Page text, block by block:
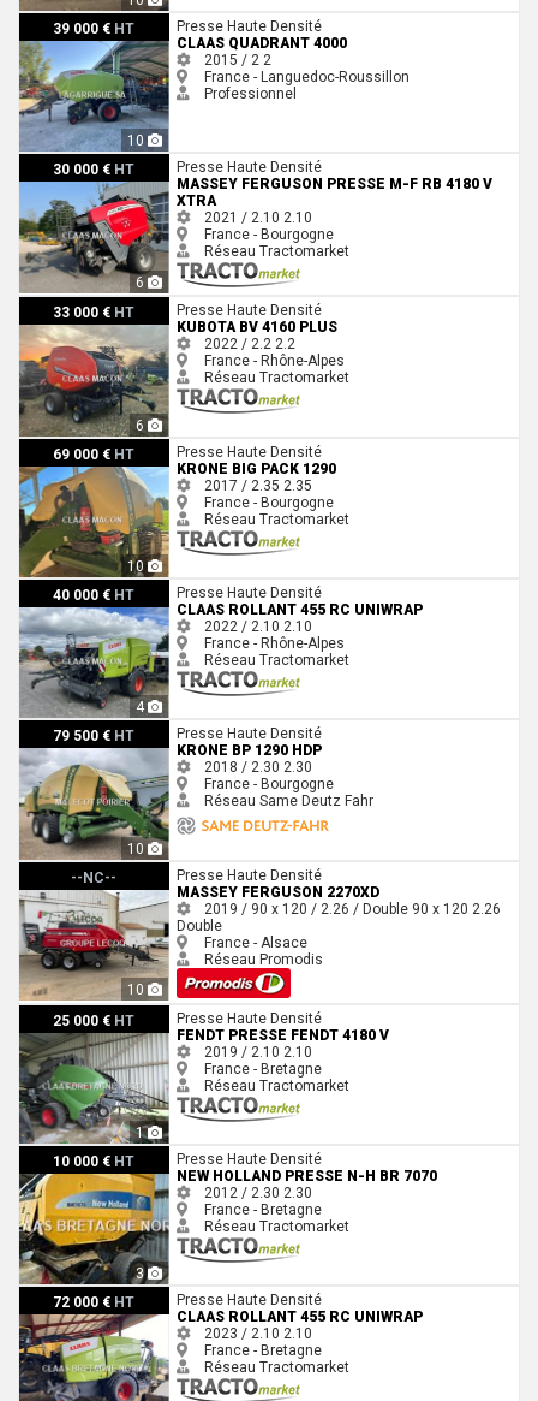
39 000 € HT
10
Claas Quadrant 4000
Presse Haute Densité
CLAAS QUADRANT 4000
2015 / 2 2
France - Languedoc-Roussillon
Professionnel
30 000 € HT
6
Massey Ferguson PRESSE M-F RB 4180 V XTRA
Presse Haute Densité
MASSEY FERGUSON PRESSE M-F RB 4180 V
XTRA
2021 / 2.10 2.10
France - Bourgogne
Réseau Tractomarket
33 000 € HT
6
Kubota BV 4160 PLUS
Presse Haute Densité
KUBOTA BV 4160 PLUS
2022 / 2.2 2.2
France - Rhône-Alpes
Réseau Tractomarket
69 000 € HT
10
Krone BIG PACK 1290
Presse Haute Densité
KRONE BIG PACK 1290
2017 / 2.35 2.35
France - Bourgogne
Réseau Tractomarket
40 000 € HT
4
Claas ROLLANT 455 RC UNIWRAPPresse Haute Densité
CLAAS ROLLANT 455 RC UNIWRAP
2022 / 2.10 2.10
France - Rhône-Alpes
Réseau Tractomarket
79 500 € HT
10
Krone BP 1290 HDP
Presse Haute Densité
KRONE BP 1290 HDP
2018 / 2.30 2.30
France - Bourgogne
Réseau Same Deutz Fahr
--NC--
10
Massey Ferguson 2270XDPresse Haute Densité
MASSEY FERGUSON 2270XD
2019 / 90 x 120 / 2.26 / Double 90 x 120 2.26
Double
France - Alsace
Réseau Promodis
25 000 € HT
1
Fendt PRESSE FENDT 4180 VPresse Haute Densité
FENDT PRESSE FENDT 4180 V
2019 / 2.10 2.10
France - Bretagne
Réseau Tractomarket
10 000 € HT
3
New Holland PRESSE N-H BR 7070Presse Haute Densité
NEW HOLLAND PRESSE N-H BR 7070
2012 / 2.30 2.30
France - Bretagne
Réseau Tractomarket
72 000 € HT
Claas ROLLANT 455 RC UNIWRAPPresse Haute Densité
CLAAS ROLLANT 455 RC UNIWRAP
2023 / 2.10 2.10
France - Bretagne
Réseau Tractomarket